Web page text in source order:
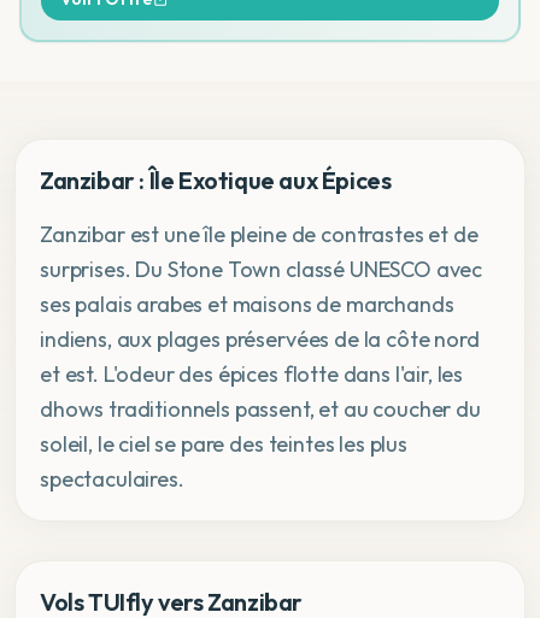
Zanzibar : Île Exotique aux Épices
Zanzibar est une île pleine de contrastes et de
surprises. Du Stone Town classé UNESCO avec
ses palais arabes et maisons de marchands
indiens, aux plages préservées de la côte nord
et est. L'odeur des épices flotte dans l'air, les
dhows traditionnels passent, et au coucher du
soleil, le ciel se pare des teintes les plus
spectaculaires.
Vols TUIfly vers Zanzibar